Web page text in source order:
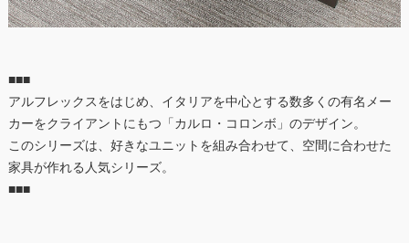
■■■
アルフレックスをはじめ、イタリアを中心とする数多くの有名メー
カーをクライアントにもつ「カルロ・コロンボ」のデザイン。
このシリーズは、好きなユニットを組み合わせて、空間に合わせた
家具が作れる人気シリーズ。
■■■